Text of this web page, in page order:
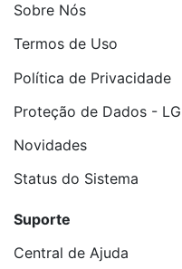
Sobre Nós
Termos de Uso
Política de Privacidade
Proteção de Dados -
Novidades
Status do Sistema
Suporte
Central de Ajuda